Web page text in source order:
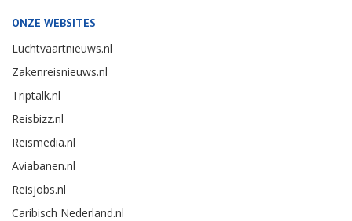
ONZE WEBSITES
Luchtvaartnieuws.nl
Zakenreisnieuws.nl
Triptalk.nl
Reisbizz.nl
Reismedia.nl
Aviabanen.nl
Reisjobs.nl
Caribisch Nederland.nl